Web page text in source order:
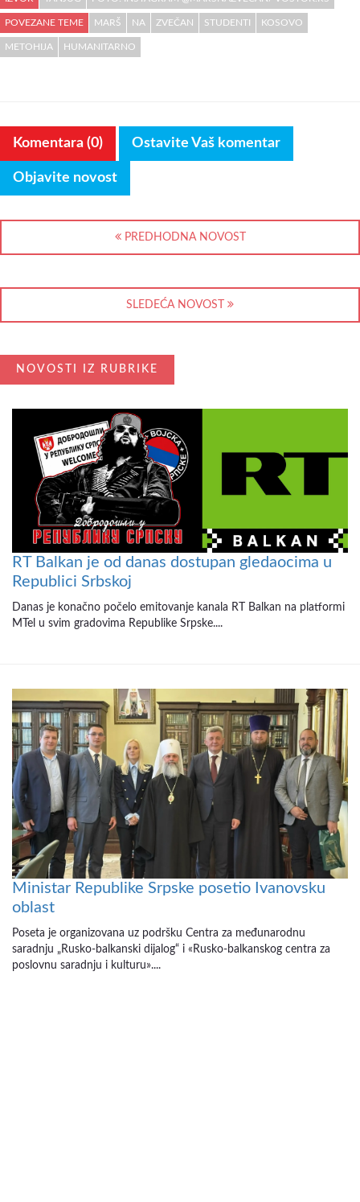
POVEZANE TEME MARŠ NA ZVEČAN STUDENTI KOSOVO
METOHIJA HUMANITARNO
Komentara (0) Ostavite Vaš komentar
Objavite novost
PREDHODNA NOVOST
SLEDEĆA NOVOST
NOVOSTI IZ RUBRIKE
RT Balkan je od danas dostupan gledaocima u
Republici Srbskoj
Danas je konačno počelo emitovanje kanala RT Balkan na platformi
MTel u svim gradovima Republike Srpske....
Ministar Republike Srpske posetio Ivanovsku
oblast
Poseta je organizovana uz podršku Centra za međunarodnu
saradnju „Rusko-balkanski dijalog“ i «Rusko-balkanskog centra za
poslovnu saradnju i kulturu»....